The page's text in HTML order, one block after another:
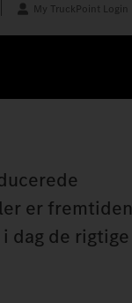
My TruckPoint Login
er fremtiden
dag de rigtige